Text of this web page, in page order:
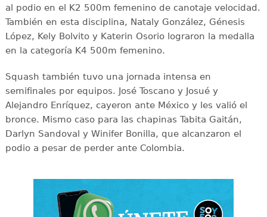
al podio en el K2 500m femenino de canotaje velocidad.
También en esta disciplina, Nataly González, Génesis
López, Kely Bolvito y Katerin Osorio lograron la medalla
en la categoría K4 500m femenino.
Squash también tuvo una jornada intensa en
semifinales por equipos. José Toscano y Josué y
Alejandro Enríquez, cayeron ante México y les valió el
bronce. Mismo caso para las chapinas Tabita Gaitán,
Darlyn Sandoval y Winifer Bonilla, que alcanzaron el
podio a pesar de perder ante Colombia.